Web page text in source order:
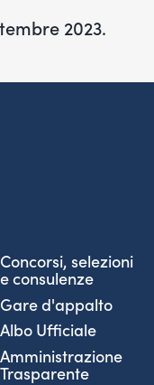
2023.
Concorsi, selezioni
e consulenze
Gare d'appalto
Albo Ufficiale
Amministrazione
Trasparente